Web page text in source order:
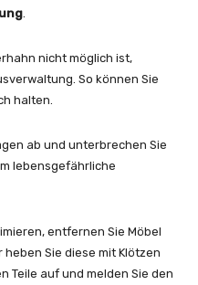
nicht möglich ist,
So können Sie
halten.
ab und unterbrechen Sie
lebensgefährliche
entfernen Sie Möbel
Sie diese mit Klötzen
Teile auf und melden Sie den